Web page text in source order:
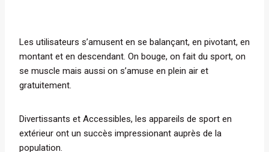
Les utilisateurs s’amusent en se balançant, en pivotant, en
montant et en descendant. On bouge, on fait du sport, on
se muscle mais aussi on s’amuse en plein air et
gratuitement.
Divertissants et Accessibles, les appareils de sport en
extérieur ont un succès impressionant auprès de la
population.